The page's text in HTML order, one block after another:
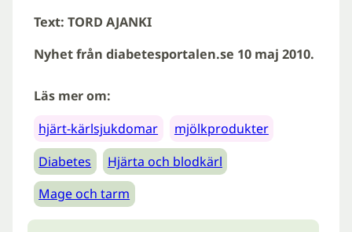
Text: TORD AJANKI
Nyhet från diabetesportalen.se 10 maj 2010.
Läs mer om:
hjärt-kärlsjukdomar
mjölkprodukter
Diabetes
Hjärta och blodkärl
Mage och tarm